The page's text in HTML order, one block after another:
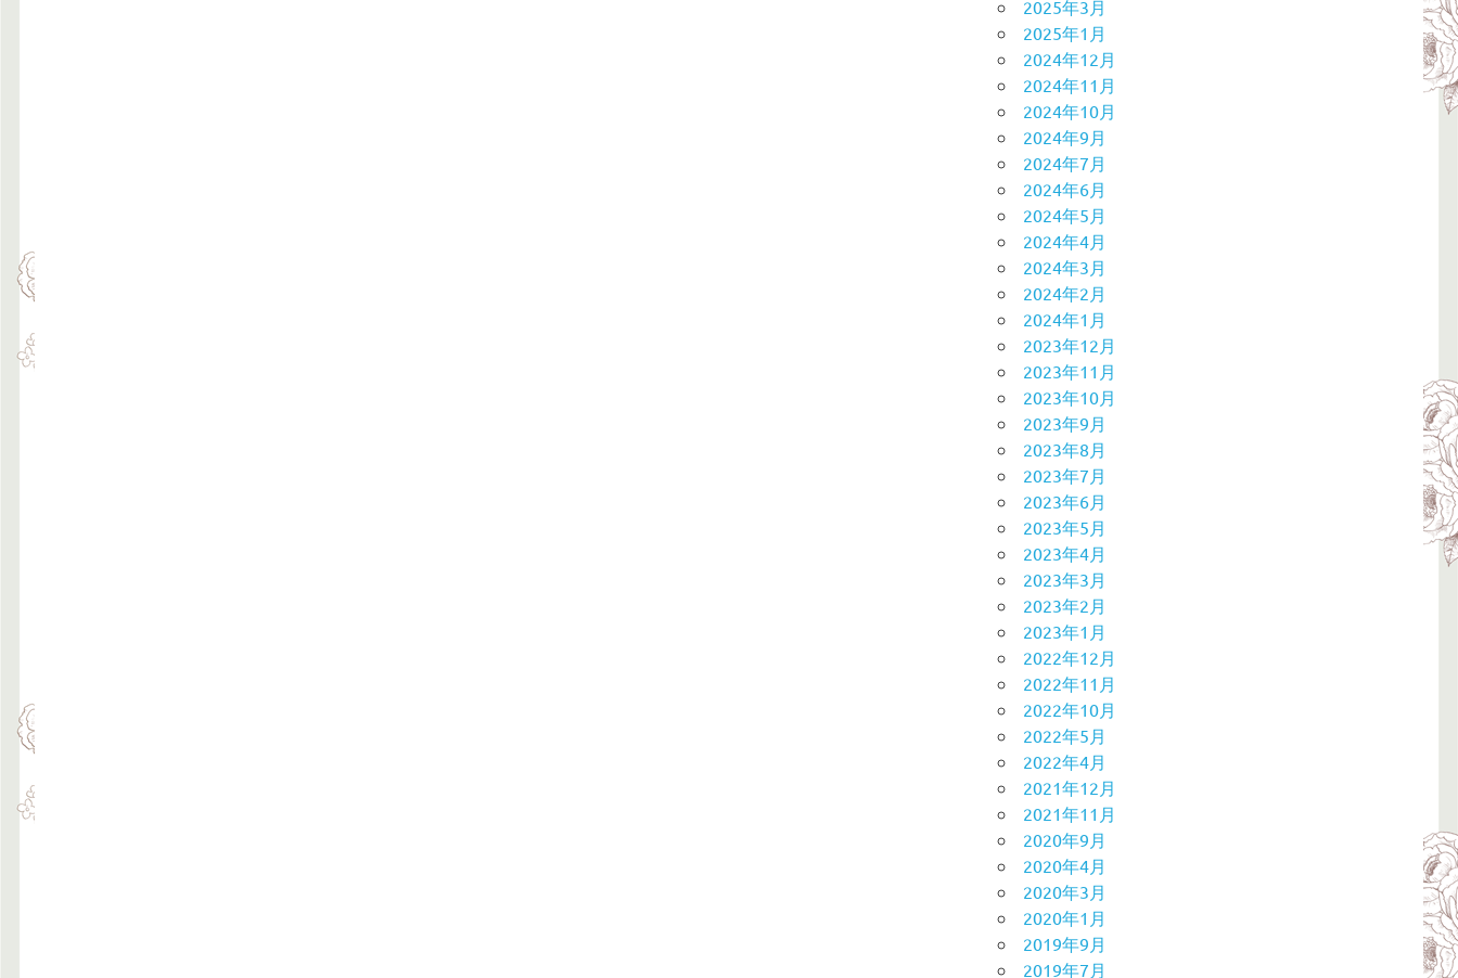
2025年3月
2025年1月
2024年12月
2024年11月
2024年10月
2024年9月
2024年7月
2024年6月
2024年5月
2024年4月
2024年3月
2024年2月
2024年1月
2023年12月
2023年11月
2023年10月
2023年9月
2023年8月
2023年7月
2023年6月
2023年5月
2023年4月
2023年3月
2023年2月
2023年1月
2022年12月
2022年11月
2022年10月
2022年5月
2022年4月
2021年12月
2021年11月
2020年9月
2020年4月
2020年3月
2020年1月
2019年9月
2019年7月